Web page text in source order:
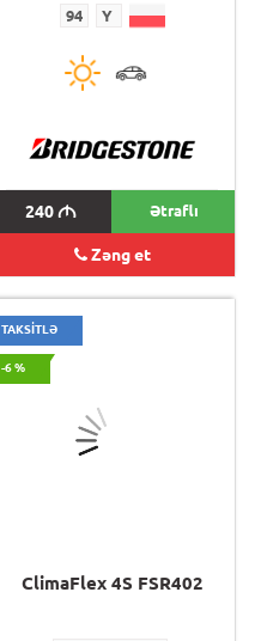
94 Y
240M Ətraflı
Zəng et
TAKSİTLƏ
-6 %
ClimaFlex 4S FSR402